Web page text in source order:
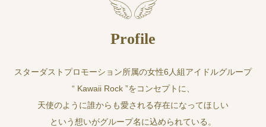
Profile
スターダストプロモーション所属の女性6人組アイドルグループ
“ Kawaii Rock ”をコンセプトに、
天使のように誰からも愛される存在になってほしい
という想いがグループ名に込められている。